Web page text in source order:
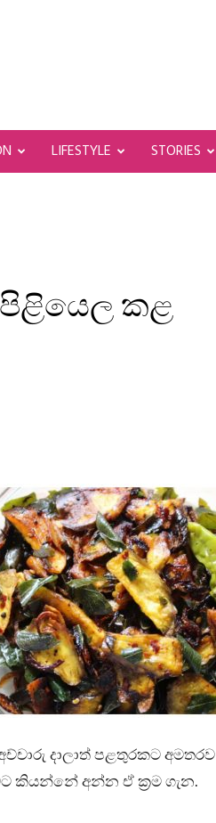
LIFESTYLE STORIES
පිළියෙල කළ
දාලාත් පළතුරකට අමතරව
කියන්නේ අන්න ඒ ක්‍රම ගැන.